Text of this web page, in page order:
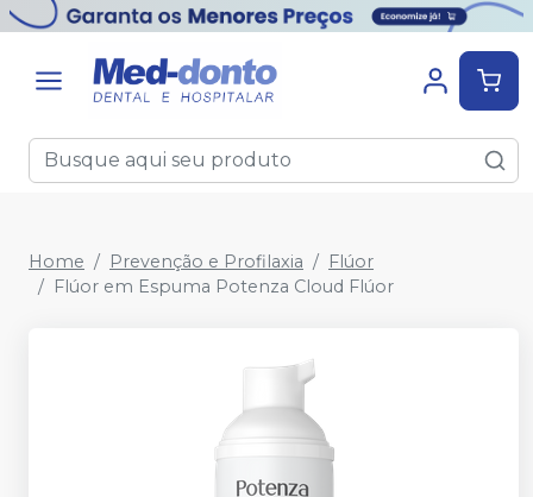
Home Prevenção e Profilaxia
Flúor
Flúor em Espuma Potenza Cloud Flúor